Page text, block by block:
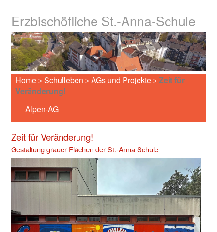
Erzbischöfliche St.-Anna-Schule
Home > Schulleben > AGs und Projekte > Zeit für
Veränderung!
Alpen-AG
Zeit für Veränderung!
Gestaltung grauer Flächen der St.-Anna Schule